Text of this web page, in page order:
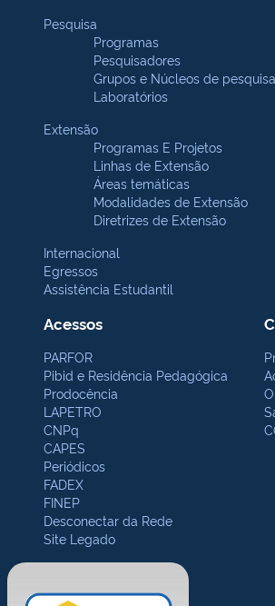
Pesquisa
Programas
Pesquisadores
Grupos e Núcleos de pesquisa
Laboratórios
Extensão
Programas E Projetos
Linhas de Extensão
Áreas temáticas
Modalidades de Extensão
Diretrizes de Extensão
Internacional
Egressos
Assistência Estudantil
Acessos
PARFOR
Pibid e Residência Pedagógica
Prodocência
LAPETRO
CNPq
CAPES
Periódicos
FADEX
FINEP
Desconectar da Rede
Site Legado